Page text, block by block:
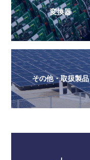
変換器
その他・取扱製品